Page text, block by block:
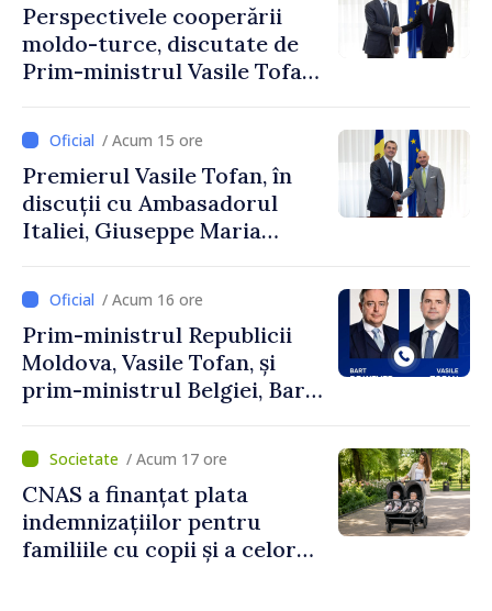
Perspectivele cooperării
moldo-turce, discutate de
Prim-ministrul Vasile Tofan
Uygar Mustafa Sertel
/ Acum 15 ore
Premierul Vasile Tofan, în
discuții cu Ambasadorul
Italiei, Giuseppe Maria
/ Acum 16 ore
Prim-ministrul Republicii
Moldova, Vasile Tofan, și
prim-ministrul Belgiei, Bart
despre parcursul european
al Republicii Moldova.
/ Acum 17 ore
CNAS a finanțat plata
indemnizațiilor pentru
familiile cu copii și a celor